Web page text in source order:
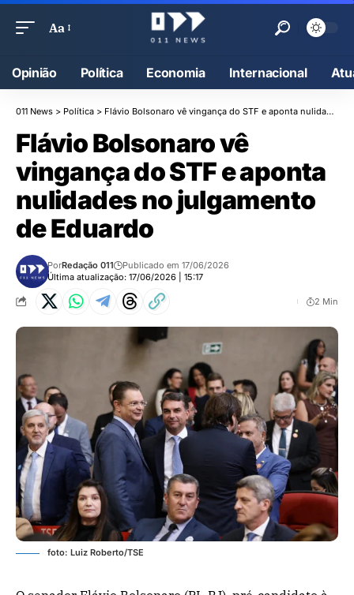
Aa
Opinião Política Economia Internacional
011 News > Política > Flávio Bolsonaro vê vingança do STF e aponta nulidades no julgamento de Eduardo
Flávio Bolsonaro vê
vingança do STF e aponta
nulidades no julgamento
de Eduardo
Última atualização: 17/06/2026 | 15:17
PorRedação 011 Publicado em 17/06/2026
2 Min
foto: Luiz Roberto/TSE